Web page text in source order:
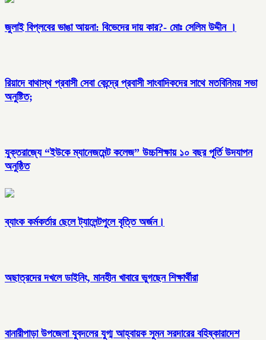
জুলাই বিপ্লবের ভাঙা আয়না: বিভেদের দায় কার?- মোঃ সেলিম উদ্দীন ।
রিয়াদে বাথাস্থ প্রবাসী সেবা কেন্দ্রে প্রবাসী সাংবাদিকদের সাথে মতবিনিময় সভা
অনুষ্টিত;
যুক্তরাজ্যে “ইউকে ম্যানেজমেন্ট কলেজ” উচ্চশিক্ষায় ১০ বছর পূর্তি উদযাপন
অনুষ্ঠিত
ব্যাংক কর্মকর্তার ছেলে ট্যালেন্টপুলে বৃত্তি অর্জন।
অছাত্রদের দখলে ডাইনিং, মানহীন খাবারে ভুগছেন শিক্ষার্থীরা
বানারীপাড়া উপজেলা যুবদলের যুগ্ম আহ্বায়ক সুমন সরদারের বহিষ্কারাদেশ